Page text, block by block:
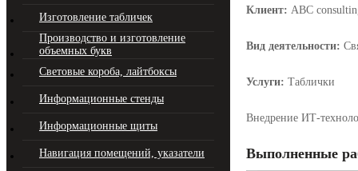
Изготовление табличек
Производство и изготовление
объемных букв
Световые короба, лайтбоксы
Информационные стенды
Информационные щиты
Навигация помещений, указатели
Клиент: ABC
Вид деятельности:
Услуги: Таблички
Внедрение ИТ-
Выполненные